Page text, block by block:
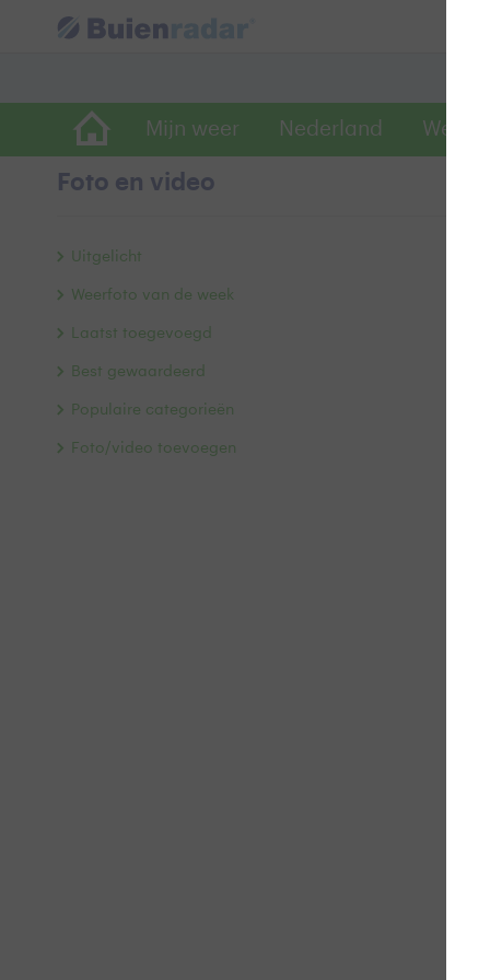
Mijn weer Nederland
Foto en video
Uitgelicht
Weerfoto van de week
Laatst toegevoegd
Best gewaardeerd
Populaire categorieën
Foto/video toevoegen